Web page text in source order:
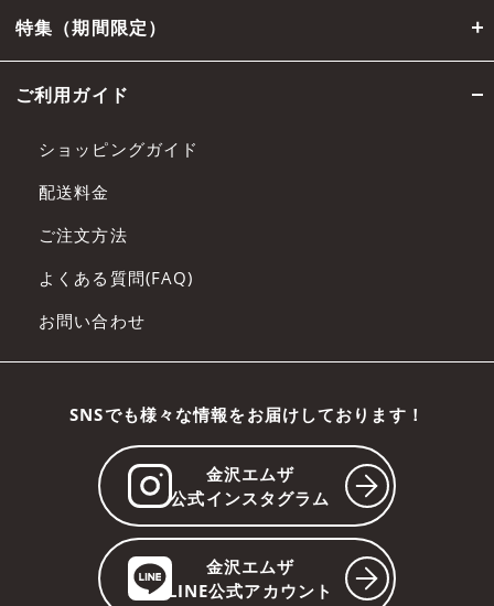
会員サービスへの入会申し込みを行い、当
会員は、会員サービスへの入会申し込みを
行った時点で、本規約の内容を承諾してい
だいたうえで、当社が別途指定する手続き
諾した時点で会員になるものとします。
第6条 会員サービスの利用
会員は、本規約の本文および諸規定等に従
い、会員サービスを利用するものとしま
会員は、当社より付与された自己のID及び
特集（期間限定）
ご利用ガイド
ショッピングガイド
配送料金
ご注文方法
よくある質問(FAQ)
お問い合わせ
SNSでも様々な情報をお届けしております！
金沢エムザ
公式インスタグラム
金沢エムザ
LINE公式アカウント